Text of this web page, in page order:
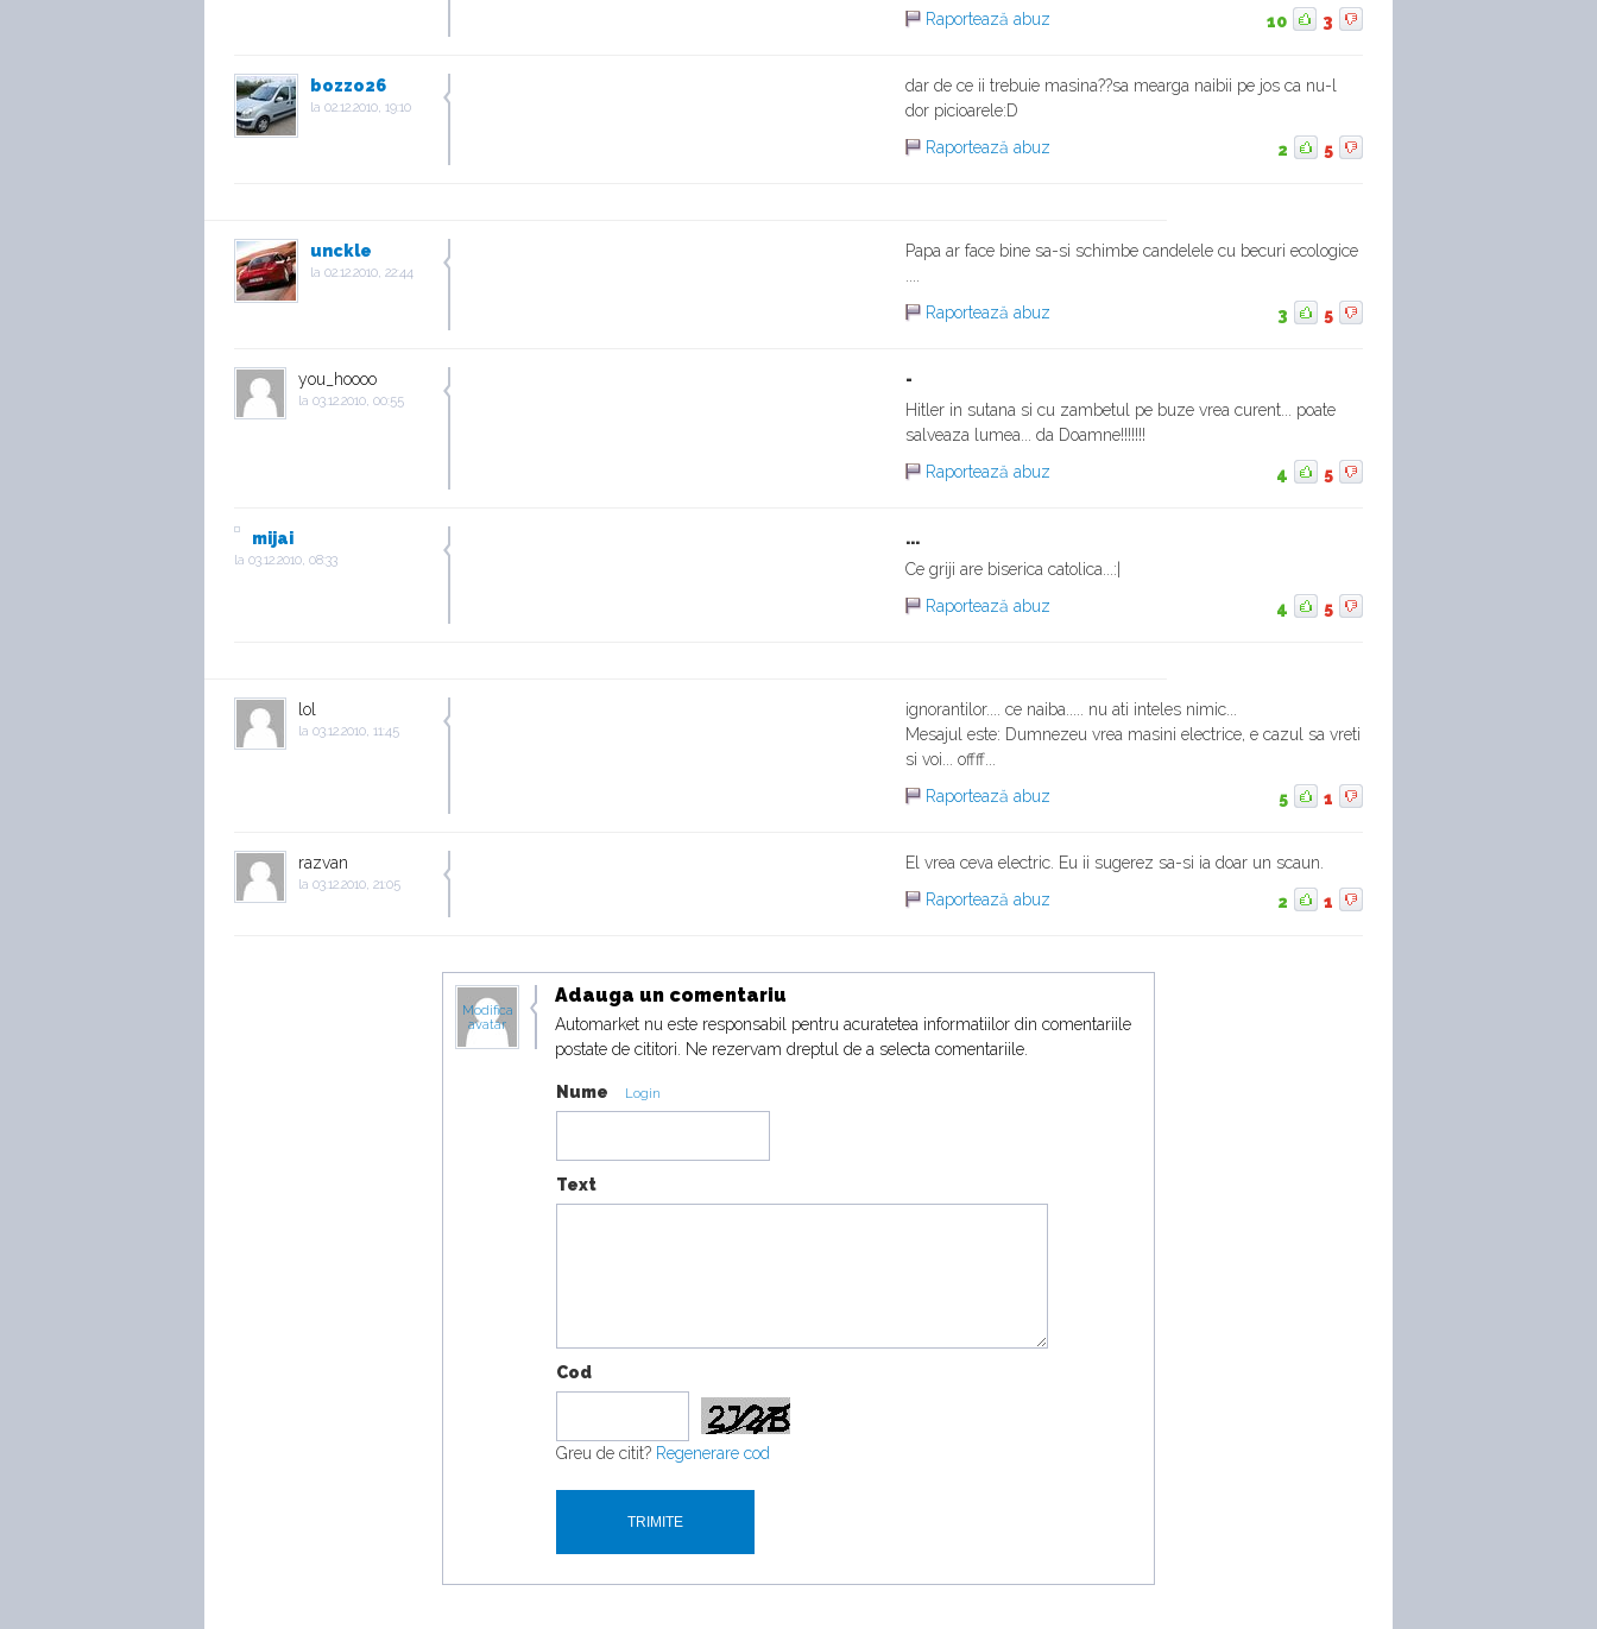
Raportează abuz
10 3
bozzo26
la 02.12.2010, 19:10
dar de ce ii trebuie masina??sa mearga naibii pe jos ca nu-l
dor picioarele:D
Raportează abuz
2 5
unckle
la 02.12.2010, 22:44
Papa ar face bine sa-si schimbe candelele cu becuri ecologice
Raportează abuz
3 5
you_hoooo
la 03.12.2010, 00:55
-
Hitler in sutana si cu zambetul pe buze vrea curent... poate
salveaza lumea... da Doamne!!!!!!!
Raportează abuz
4 5
mijai
la 03.12.2010, 08:33
...
Ce griji are biserica catolica...:|
Raportează abuz
4 5
lol
la 03.12.2010, 11:45
ignorantilor.... ce naiba..... nu ati inteles nimic...
Mesajul este: Dumnezeu vrea masini electrice, e cazul sa vreti
si voi... offff...
Raportează abuz
5 1
razvan
la 03.12.2010, 21:05
El vrea ceva electric. Eu ii sugerez sa-si ia doar un scaun.
Raportează abuz
2 1
Modifica
avatar
Adauga un comentariu
Automarket nu este responsabil pentru acuratetea informatiilor din comentariile
postate de cititori. Ne rezervam dreptul de a selecta comentariile.
Nume Login
Text
Cod
Greu de citit? Regenerare cod